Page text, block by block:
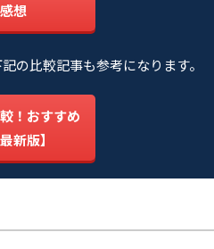
想
の比較記事も参考になります。
！おすすめ
新版】